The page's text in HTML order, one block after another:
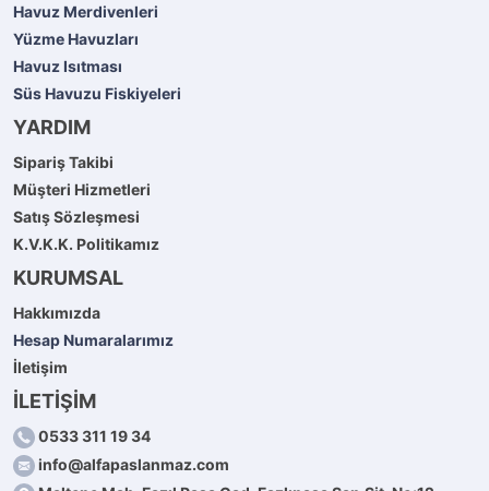
Havuz Merdivenleri
Yüzme Havuzları
Havuz Isıtması
Süs Havuzu Fiskiyeleri
YARDIM
Sipariş Takibi
Müşteri Hizmetleri
Satış Sözleşmesi
K.V.K.K. Politikamız
KURUMSAL
Hakkımızda
Hesap Numaralarımız
İletişim
İLETİŞİM
0533 311 19 34
info@alfapaslanmaz.com